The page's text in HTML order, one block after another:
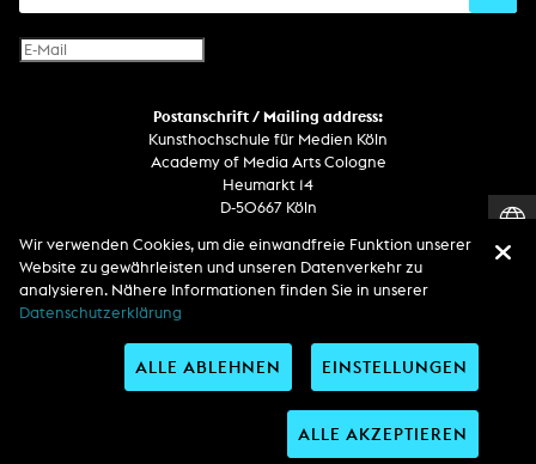
Postanschrift / Mailing address:
Kunsthochschule für Medien Köln
Academy of Media Arts Cologne
Heumarkt 14
D-50667 Köln
Telefon
Zentrale / Empfang +49 221 201 89 - 0 / - 400
Wachdienst / Security guard +49 151 186 863 40 (19 Uhr bis 6 Uhr)
Entdecken Sie uns auf
Wir verwenden Cookies, um die einwandfreie Funktion unserer
Website zu gewährleisten und unseren Datenverkehr zu
analysieren. Nähere Informationen finden Sie in unserer
Datenschutzerklärung
EINSTELLUNGEN
ALLE ABLEHNEN
ALLE AKZEPTIEREN